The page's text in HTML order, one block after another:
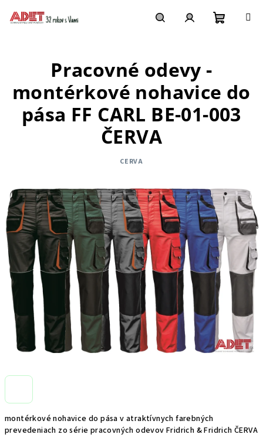
montérkové nohavice do pása v atraktívnych farebných
prevedeniach zo série pracovných odevov Fridrich & Fridrich ČERVA
Pracovné odevy -
montérkové nohavice do
pása FF CARL BE-01-003
ČERVA
CERVA